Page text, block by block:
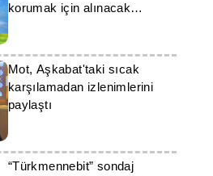
korumak için alınacak
önlemler tartışıldı
Mot, Aşkabat'taki sıcak
karşılamadan izlenimlerini
paylaştı
“Türkmennebit” sondaj